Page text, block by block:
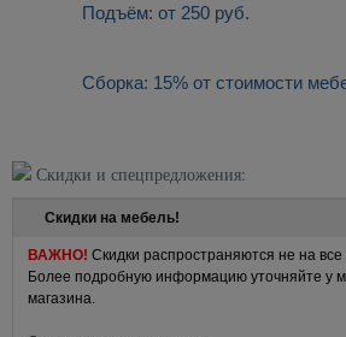
Подъём: от 250 руб.
Сборка: 15% от стоимости
Скидки и спецпредложения:
Скидки на мебель!
ВАЖНО! Скидки распространяются не на
Более подробную информацию уточняйте у
магазина.